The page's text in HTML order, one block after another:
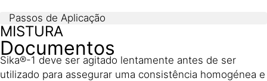
Passos de Aplicação
MISTURA
Sika®-1 deve ser agitado lentamente antes de ser
utilizado para assegurar uma consistência homogénea e
Documentos